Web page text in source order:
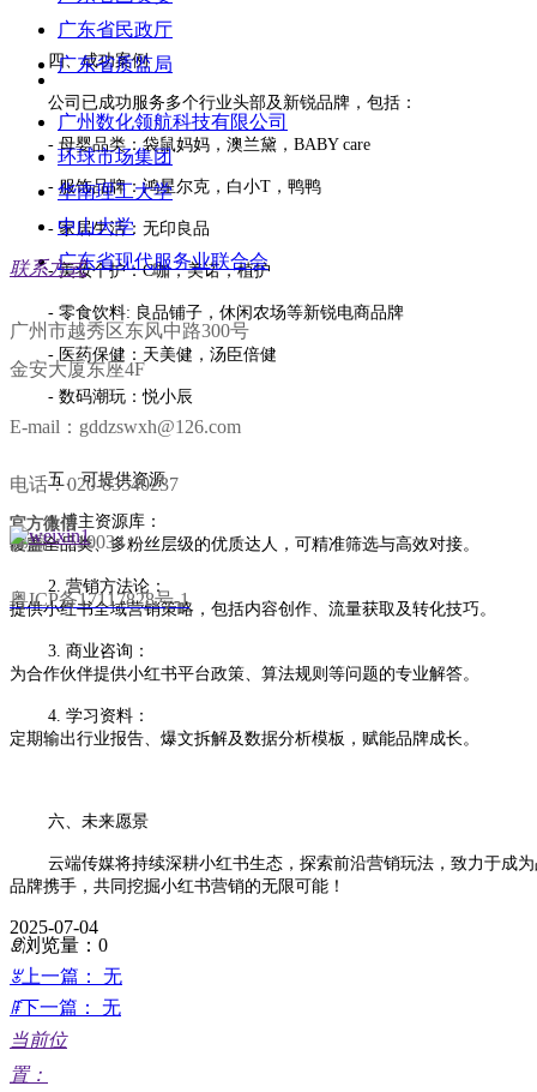
四、成功案例
公司已成功服务多个行业头部及新锐品牌，包括：
- 母婴品类：袋鼠妈妈，澳兰黛，BABY care
- 服饰品牌：鸿星尔克，白小T，鸭鸭
- 家居生活：无印良品
- 美妆个护：C咖，美诺，植护
- 零食饮料: 良品铺子，休闲农场等新锐电商品牌
- 医药保健：天美健，汤臣倍健
- 数码潮玩：悦小辰
五、可提供资源
1.博主资源库：
覆盖全品类、多粉丝层级的优质达人，可精准筛选与高效对接。
2. 营销方法论：
提供小红书全域营销策略，包括内容创作、流量获取及转化技巧。
3. 商业咨询：
为合作伙伴提供小红书平台政策、算法规则等问题的专业解答。
4. 学习资料：
定期输出行业报告、爆文拆解及数据分析模板，赋能品牌成长。
六、未来愿景
云端传媒将持续深耕小红书生态，探索前沿营销玩法，致力于成
品牌携手，共同挖掘小红书营销的无限可能！
2025-07-04
ꁖ浏览量： 0
ꂃ上一篇：
无
ꁹ下一篇：
无
当前位
置：
广东省民政厅
广东省质监局
广州数化领航科技有限公司
环球市场集团
华南理工大学
中山大学
广东省现代服务业联合会
联系方式
广州市越秀区东风中路300号
金安大厦东座4F
E-mail：gddzswxh@126.com
电话：020-83540237
邮编：510034
粤ICP备17117828号-1
官方微信